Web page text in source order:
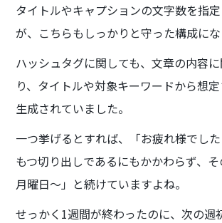
タイトルやキャプションの文字数を指
が、こちらもしっかりと守った構成にな
ハッシュタグに関しても、文章の内容
り、タイトルや対象キーワードから想
生成されていました。
一つ挙げるとすれば、「お疲れ様でし
もつ切り出しであるにもかかわらず、
月曜日〜」と続けていますよね。
せっかく1週間が終わったのに、次の週